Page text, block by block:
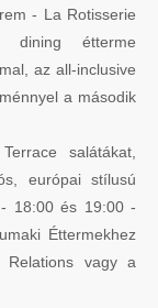
- La Rotisserie
dining étterme
az all-inclusive
a második
salátákat,
európai stílusú
18:00 és 19:00 -
Éttermekhez
Relations vagy a